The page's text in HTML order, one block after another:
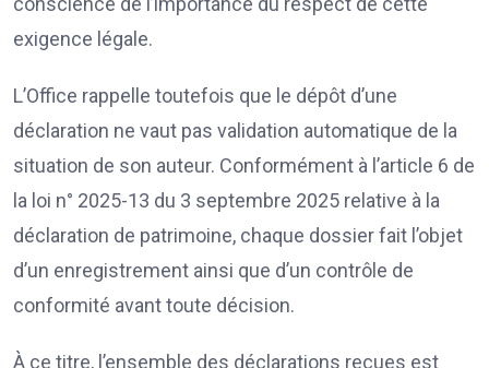
exigence légale.
L’Office rappelle toutefois que le dépôt d’une
déclaration ne vaut pas validation automatique de la
situation de son auteur. Conformément à l’article 6 de
la loi n° 2025-13 du 3 septembre 2025 relative à la
déclaration de patrimoine, chaque dossier fait l’objet
d’un enregistrement ainsi que d’un contrôle de
conformité avant toute décision.
À ce titre, l’ensemble des déclarations reçues est